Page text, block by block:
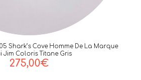
Shark’s Cove Homme De La Marque
Jim Coloris Titane Gris
275,00€